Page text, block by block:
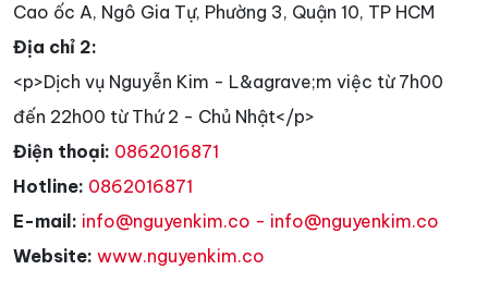
Cao ốc A, Ngô Gia Tự, Phường 3, Quận 10, TP HCM
Địa chỉ 2:
<p>Dịch vụ Nguyễn Kim - L&agrave;m việc từ 7h00
đến 22h00 từ Thứ 2 - Chủ Nhật</p>
Điện thoại: 0862016871
Hotline: 0862016871
E-mail: info@nguyenkim.co - info@nguyenkim.co
Website: www.nguyenkim.co